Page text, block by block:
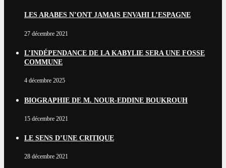
LES ARABES N’ONT JAMAIS ENVAHI L’ESPAGNE
27 décembre 2021
L’INDÉPENDANCE DE LA KABYLIE SERA UNE FOSSE
COMMUNE
4 décembre 2025
BIOGRAPHIE DE M. NOUR-EDDINE BOUKROUH
15 décembre 2021
LE SENS D’UNE CRITIQUE
28 décembre 2021